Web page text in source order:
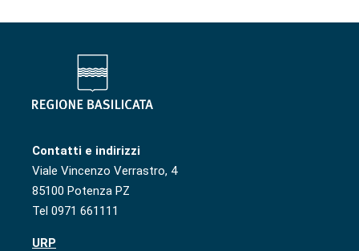
Contatti e indirizzi
Viale Vincenzo Verrastro, 4
85100 Potenza PZ
Tel 0971 661111
URP